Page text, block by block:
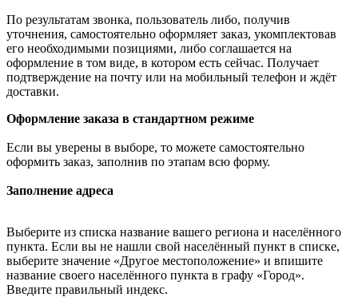
По результатам звонка, пользователь либо, получив
уточнения, самостоятельно оформляет заказ, укомплектовав
его необходимыми позициями, либо соглашается на
оформление в том виде, в котором есть сейчас. Получает
подтверждение на почту или на мобильный телефон и ждёт
доставки.
Оформление заказа в стандартном режиме
Если вы уверены в выборе, то можете самостоятельно
оформить заказ, заполнив по этапам всю форму.
Заполнение адреса
Выберите из списка название вашего региона и населённого
пункта. Если вы не нашли свой населённый пункт в списке,
выберите значение «Другое местоположение» и впишите
название своего населённого пункта в графу «Город».
Введите правильный индекс.